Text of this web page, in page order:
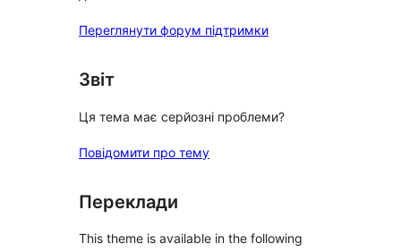
Переглянути форум підтримки
Звіт
Ця тема має серйозні проблеми?
Повідомити про тему
Переклади
This theme is available in the following